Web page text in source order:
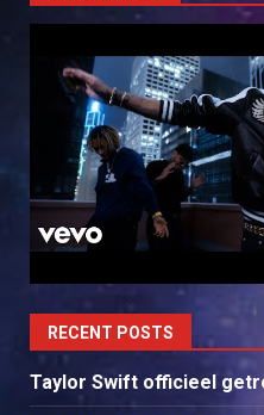
RECENT POSTS
Taylor Swift officieel